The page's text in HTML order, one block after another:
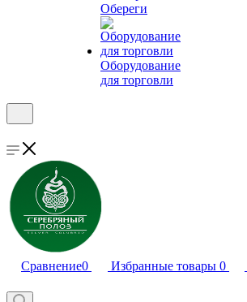
Обереги
Оборудование
для торговли
Сравнение0 Избранные товары 0